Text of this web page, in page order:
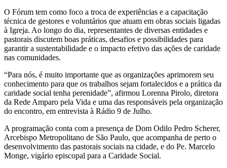
O Fórum tem como foco a troca de experiências e a capacitação
técnica de gestores e voluntários que atuam em obras sociais ligadas
à Igreja. Ao longo do dia, representantes de diversas entidades e
pastorais discutem boas práticas, desafios e possibilidades para
garantir a sustentabilidade e o impacto efetivo das ações de caridade
nas comunidades.
“Para nós, é muito importante que as organizações aprimorem seu
conhecimento para que os trabalhos sejam fortalecidos e a prática da
caridade social tenha perenidade”, afirmou Lorenna Pirolo, diretora
da Rede Amparo pela Vida e uma das responsáveis pela organização
do encontro, em entrevista à Rádio 9 de Julho.
A programação conta com a presença de Dom Odilo Pedro Scherer,
Arcebispo Metropolitano de São Paulo, que acompanha de perto o
desenvolvimento das pastorais sociais na cidade, e do Pe. Marcelo
Monge, vigário episcopal para a Caridade Social.